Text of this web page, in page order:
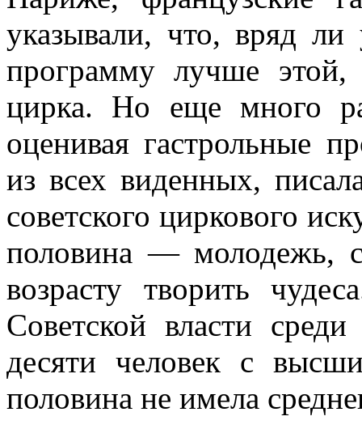
указывали, что, вряд
программу лучше этой,
цирка. Но еще много
оценивая гастрольные
из всех виденных,
советского циркового
половина — молодежь,
возрасту творить
Советской власти
десяти человек с
половина не имела